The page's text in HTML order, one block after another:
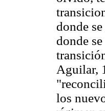
donde
donde
Aguilar,
los